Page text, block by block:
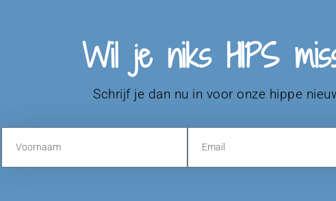
Wil je niks HIPS
Schrijf je dan nu in voor onze hippe